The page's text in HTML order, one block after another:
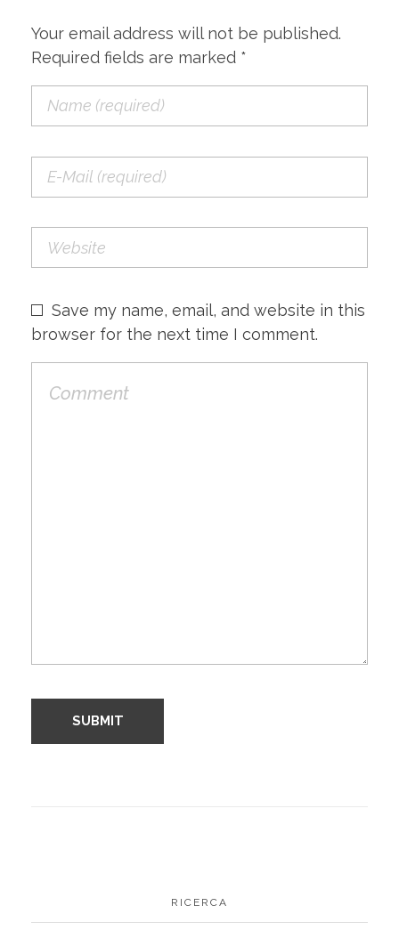
Your email address will not be published.
Required fields are marked *
Save my name, email, and website in this
browser for the next time I comment.
RICERCA